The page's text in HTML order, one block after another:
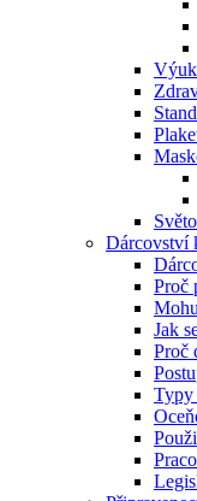
Dárcovství
Proč
Jak
Proč
Typy